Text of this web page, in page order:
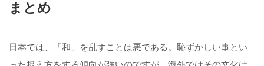
まとめ
日本では、「和」を乱すことは悪である。恥ずかしい事とい